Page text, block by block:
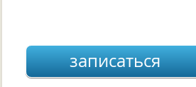
записаться